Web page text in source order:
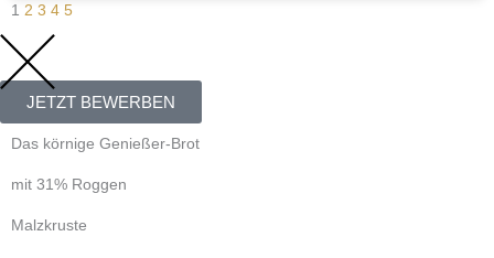
1 2 3 4 5
JETZT BEWERBEN
Das körnige Genießer-Brot
mit 31% Roggen
Malzkruste